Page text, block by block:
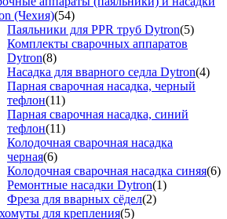
(Чехия)(54)
Паяльники для PPR труб Dytron(5)
Комплекты сварочных аппаратов
Dytron(8)
Насадка для вварного седла Dytron(4)
Парная сварочная насадка, черный
тефлон(11)
Парная сварочная насадка, синий
тефлон(11)
Колодочная сварочная насадка
черная(6)
Колодочная сварочная насадка синяя(6)
Ремонтные насадки Dytron(1)
Фреза для вварных сёдел(2)
для крепления(5)